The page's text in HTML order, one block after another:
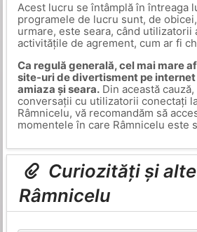
Acest lucru se întâmplă în întreaga
programele de lucru sunt, de
urmare, este seara, când
activitățile de agrement, cum ar fi
Ca regulă generală, cel mai mare
site-uri de divertisment pe internet
amiaza și seara.Din această
conversații cu utilizatorii conectați
Râmnicelu, vă recomandăm să
momentele în care Râmnicelu este
Curiozități și
Râmnicelu